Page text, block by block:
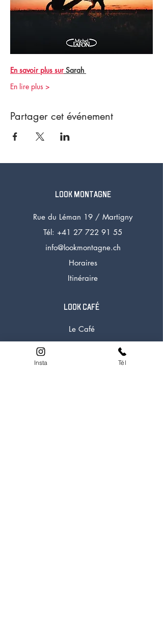
En savoir plus sur Sarah
En lire plus >
Partager cet événement
LOOK MONTAGNE
Rue du Léman 19 / Martigny
Tél: +41 27 722 91 55
info@lookmontagne.ch
Horaires
Itinéraire
LOOK CAFÉ
Le Café
La Carte
Insta Tél